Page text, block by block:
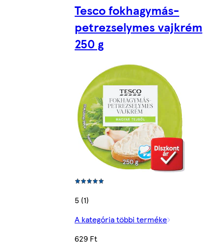
Tesco fokhagymás-
petrezselymes vajkrém
250 g
5 (1)
A kategória többi terméke
629 Ft